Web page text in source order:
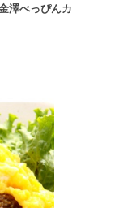
澤べっぴんカ